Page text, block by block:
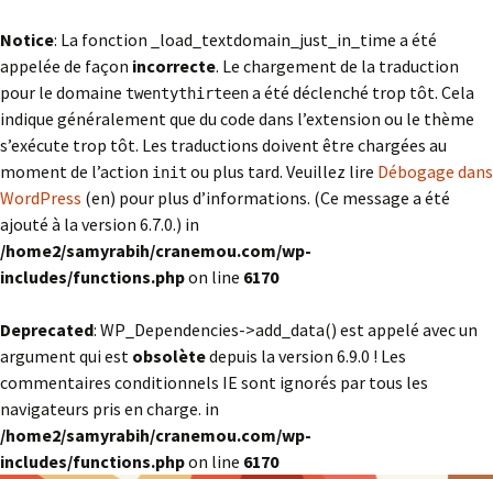
Notice: La fonction _load_textdomain_just_in_time a été
appelée de façon incorrecte. Le chargement de la traduction
pour le domaine twentythirteena été déclenché trop tôt. Cela
indique généralement que du code dans l’extension ou le thème
s’exécute trop tôt. Les traductions doivent être chargées au
moment de l’action init ou plus tard. Veuillez lire Débogage dans
WordPress (en) pour plus d’informations. (Ce message a été
ajouté à la version 6.7.0.) in
/home2/samyrabih/cranemou.com/wp-
includes/functions.phpon line 6170
Deprecated: WP_Dependencies->add_data() est appelé avec un
argument qui est obsolètedepuis la version 6.9.0 ! Les
commentaires conditionnels IE sont ignorés par tous les
navigateurs pris en charge. in
/home2/samyrabih/cranemou.com/wp-
includes/functions.phpon line 6170